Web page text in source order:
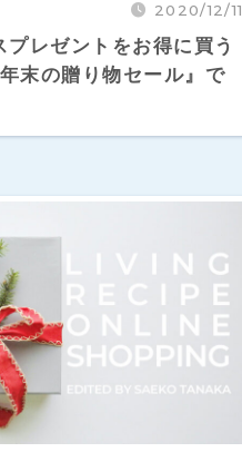
2020/12/11
レゼントをお得に買う
末の贈り物セール』で